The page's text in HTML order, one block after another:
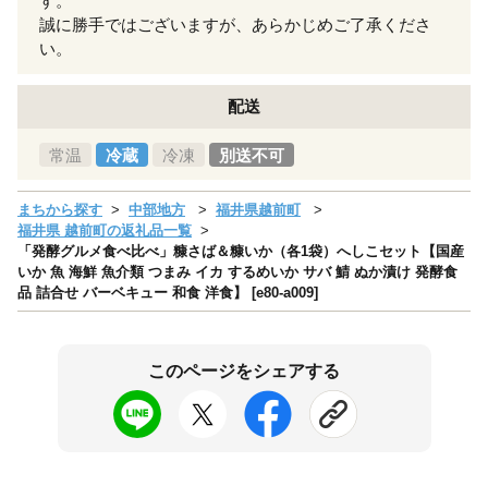
誠に勝手ではございますが、あらかじめご了承くださ
い。
配送
常温 冷蔵 冷凍 別送不可
まちから探す 中部地方
福井県越前町
福井県 越前町の返礼品一覧
「発酵グルメ食べ比べ」糠さば＆糠いか（各1袋）へしこセット【国産
いか 魚 海鮮 魚介類 つまみ イカ するめいか サバ 鯖 ぬか漬け 発酵食
品 詰合せ バーベキュー 和食 洋食】 [e80-a009]
このページをシェアする